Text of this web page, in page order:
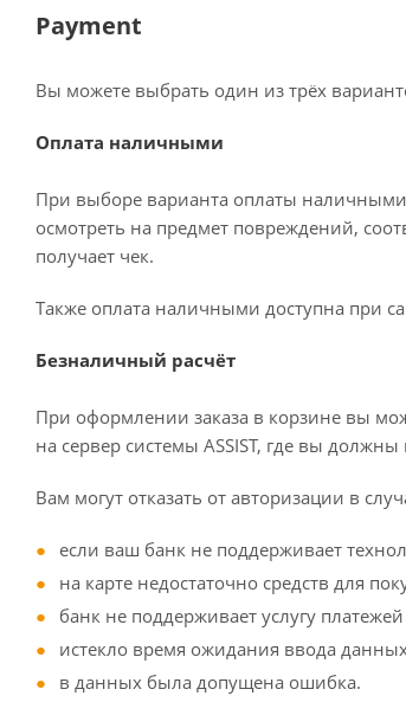
Payment
Вы можете выбрать один из трёх
Оплата наличными
При выборе варианта оплаты
осмотреть на предмет повреждений,
получает чек.
Также оплата наличными доступна при
Безналичный расчёт
При оформлении заказа в корзине вы
на сервер системы ASSIST, где вы
Вам могут отказать от авторизации в
если ваш банк не поддерживает
на карте недостаточно средств для
банк не поддерживает услугу
истекло время ожидания ввода
в данных была допущена ошибка.